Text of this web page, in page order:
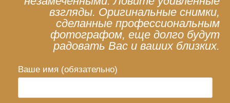
взгляды. Оригинальные снимки,
сделанные профессиональным
фотографом, еще долго будут
радовать Вас и ваших близких.
Ваше имя (обязательно)